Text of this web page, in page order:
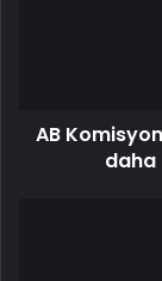
AB
daha